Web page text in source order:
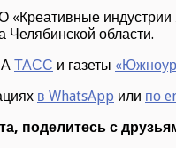
Челябинской области.
ТАСС и газеты
в WhatsApp или по
поделитесь с